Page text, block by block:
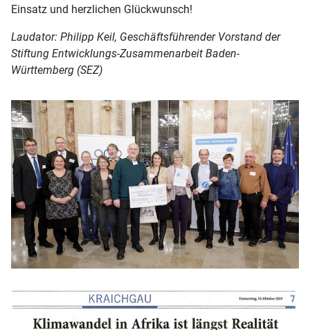
Einsatz und herzlichen Glückwunsch!
Laudator: Philipp Keil, Geschäftsführender Vorstand der
Stiftung Entwicklungs-Zusammenarbeit Baden-
Württemberg (SEZ)